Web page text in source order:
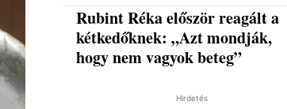
Rubint Réka először reagált a
kétkedőknek: „Azt mondják,
hogy nem vagyok beteg”
Hirdetés